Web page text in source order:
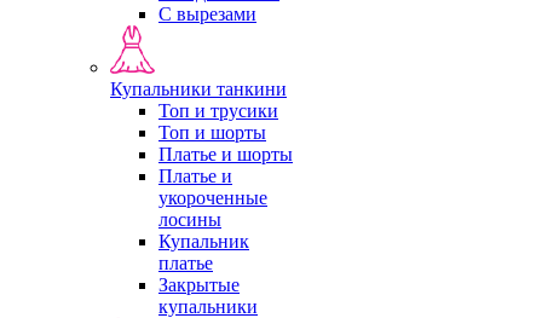
С вырезами
Купальники танкини
Топ и трусики
Топ и шорты
Платье и шорты
Платье и
укороченные
лосины
Купальник
платье
Закрытые
купальники